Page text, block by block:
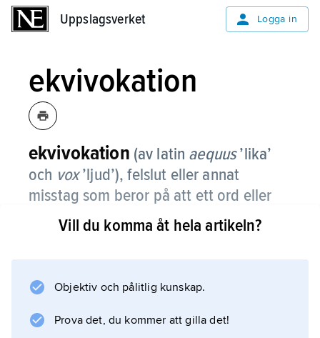
Uppslagsverket Logga in
ekvivokation
ekvivokation (av latin aequus’lika’
och vox’ljud’), felslut eller annat
misstag som beror på att ett ord eller
uttryck förväxlas (sammanblandas) med
ett annat, likalydande, eller – med ett
hos samma ord inte hålls isär.
Jämför ramsan ”Livet är en strid, striden är en
kamp, kampen är en häst; alltså är livet en
Vill du komma åt hela artikeln?
Objektiv och pålitlig kunskap.
Prova det, du kommer att gilla det!